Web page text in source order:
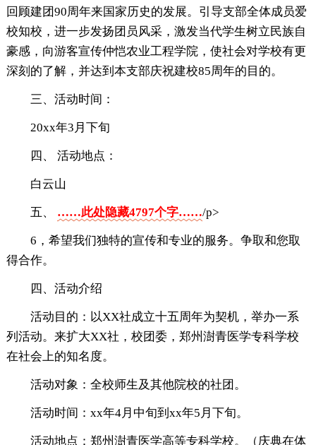
回顾建团90周年来国家历史的发展。引导支部全体成员爱
校知校，进一步发扬团员风采，激发当代学生树立民族自
豪感，向游客宣传仲恺农业工程学院，使社会对学校有更
深刻的了解，并达到本支部庆祝建校85周年的目的。
三、活动时间：
20xx年3月下旬
四、 活动地点：
白云山
五、 ……此处隐藏4797个字……/p>
6，希望我们独特的宣传和专业的服务。争取和您取
得合作。
四、活动介绍
活动目的：以XX社成立十五周年为契机，举办一系
列活动。来扩大XX社，校团委，郑州澍青医学专科学校
在社会上的知名度。
活动对象：全校师生及其他院校的社团。
活动时间：xx年4月中旬到xx年5月下旬。
活动地点：郑州澍青医学高等专科学校。（庆典在体